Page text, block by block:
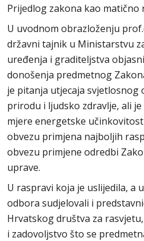
Prijedlog zakona kao matično
U uvodnom obrazloženju
državni tajnik u Ministarstvu
uređenja i graditeljstva
donošenja predmetnog
je pitanja utjecaja svjetlosnog
prirodu i ljudsko zdravlje, ali
mjere energetske
obvezu primjena najboljih
obvezu primjene odredbi
uprave.
U raspravi koja je uslijedila, a
odbora sudjelovali i
Hrvatskog društva za
i zadovoljstvo što se